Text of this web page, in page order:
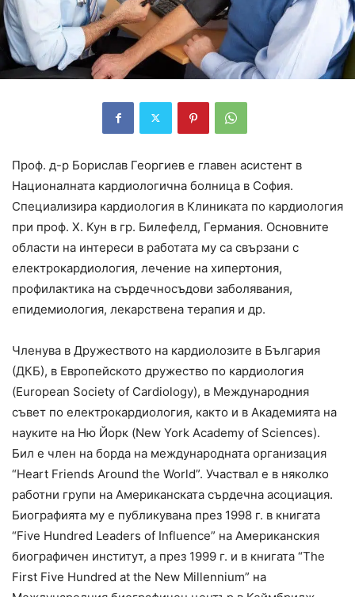
Проф. д-р Борислав Георгиев е главен асистент в
Националната кардиологична болница в София.
Специализира кардиология в Клиниката по кардиология
при проф. Х. Кун в гр. Билефелд, Германия. Основните
области на интереси в работата му са свързани с
електрокардиология, лечение на хипертония,
профилактика на сърдечносъдови заболявания,
епидемиология, лекарствена терапия и др.
Членува в Дружеството на кардиолозите в България
(ДКБ), в Европейското дружество по кардиология
(European Society of Cardiology), в Международния
съвет по електрокардиология, както и в Академията на
науките на Ню Йорк (New York Academy of Sciences).
Бил е член на борда на международната организация
“Нeart Friends Around the World”. Участвал е в няколко
работни групи на Американската сърдечна асоциация.
Биографията му е публикувана през 1998 г. в книгата
“Five Hundred Leaders of Influence” на Американския
биографичен институт, а през 1999 г. и в книгата “The
First Five Hundred at the New Millennium” на